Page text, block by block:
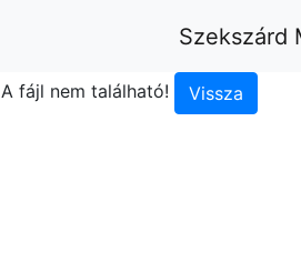
Szekszárd
A fájl nem található!